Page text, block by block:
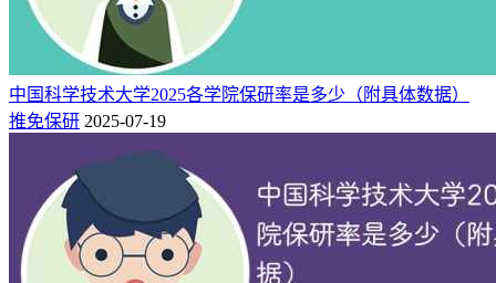
4、中国美术学院
中国美术学院2025年保研率9.60%，艺术类专业保研率有一定
优势。2025届保研人数178人，其中支教团3人。2026届保研人
数232人，其中支教团8人。
中国科学技术大学2025各学院保研率是多少（附具体数据）
推免保研 2025-07-19